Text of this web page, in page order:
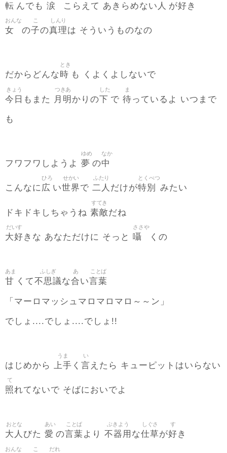
転 んでも 涙 こらえて あきらめない 人 が好き
女
おんな
の子
こ
の真理
しんり
は そういうものなの
だからどんな時
とき
も くよくよしないで
今日
きょう
もまた 月明
つきあ
かりの下
した
で 待
ま
っているよ いつまで
も
フワフワしようよ 夢
ゆめ
の中
なか
こんなに広
ひろ
い世界
せかい
で 二人
ふたり
だけが特別
とくべつ
みたい
ドキドキしちゃうね 素敵
すてき
だね
大好
だいす
きな あなただけに そっと 囁
ささや
くの
甘
あま
くて不思議
ふしぎ
な合
あ
い言葉
ことば
「マーロマッシュマロマロマロ～～ン」
でしょ....でしょ....でしょ!!
はじめから 上手
うま
く 言
い
えたら キューピットはいらない
照
て
れてないで そばにおいでよ
大人
おとな
びた 愛
あい
の言葉
ことば
より 不器用
ぶきよう
な仕草
しぐさ
が好
す
き
おんな こ だれ